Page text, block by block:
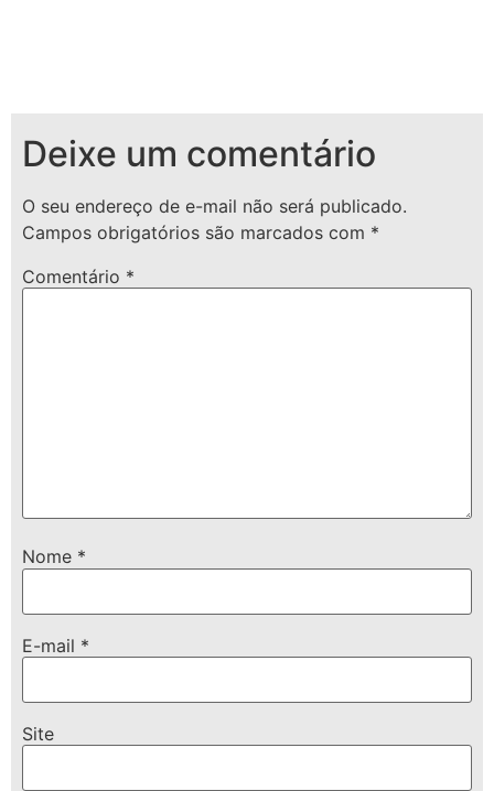
Deixe um comentário
O seu endereço de e-mail não será publicado.
Campos obrigatórios são marcados com *
Comentário *
Nome *
E-mail *
Site